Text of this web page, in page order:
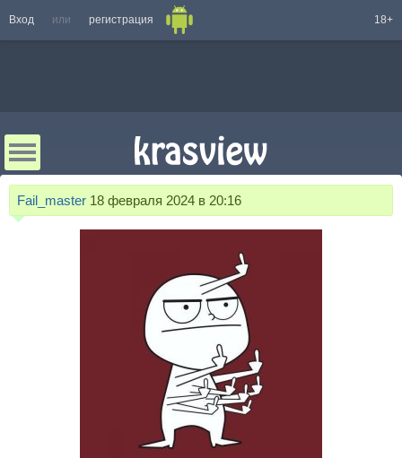
Вход или регистрация 18+
Fail_master 18 февраля 2024 в 20:16